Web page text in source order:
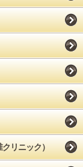
リニック）